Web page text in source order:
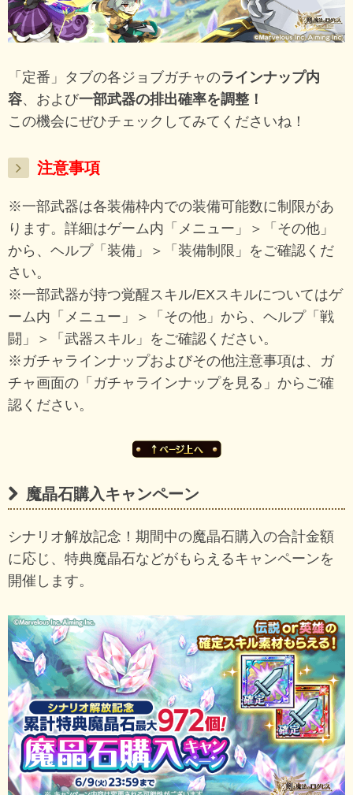
「定番」タブの各ジョブガチャのラインナップ内
容、および一部武器の排出確率を調整！
この機会にぜひチェックしてみてくださいね！
注意事項
※一部武器は各装備枠内での装備可能数に制限があ
ります。詳細はゲーム内「メニュー」＞「その他」
から、ヘルプ「装備」＞「装備制限」をご確認くだ
さい。
※一部武器が持つ覚醒スキル/EXスキルについてはゲ
ーム内「メニュー」＞「その他」から、ヘルプ「戦
闘」＞「武器スキル」をご確認ください。
※ガチャラインナップおよびその他注意事項は、ガ
チャ画面の「ガチャラインナップを見る」からご確
認ください。
魔晶石購入キャンペーン
シナリオ解放記念！期間中の魔晶石購入の合計金額
に応じ、特典魔晶石などがもらえるキャンペーンを
開催します。